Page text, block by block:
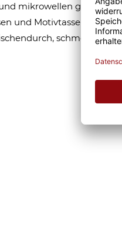
mikrowellen geeignet.
und Motivtassen
schmeckt